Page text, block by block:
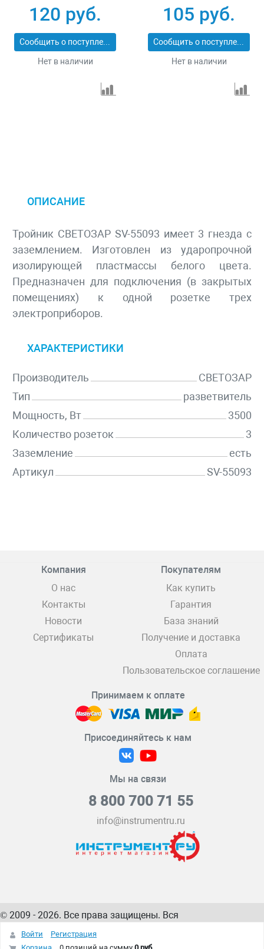
55087
120 руб.
Сообщить о поступлении
Нет в наличии
55090
105 руб.
Сообщить о поступлении
Нет в наличии
ОПИСАНИЕ
Тройник СВЕТОЗАР SV-55093 имеет 3 гнезда с
заземлением. Изготовлен из ударопрочной
изолирующей пластмассы белого цвета.
Предназначен для подключения (в закрытых
помещениях) к одной розетке трех
электроприборов.
ХАРАКТЕРИСТИКИ
Производитель
СВЕТОЗАР
Тип
разветвитель
Мощность, Вт
3500
Количество розеток
3
Заземление
есть
Артикул
SV-55093
Компания
О нас
Контакты
Новости
Сертификаты
Покупателям
Как купить
Гарантия
База знаний
Получение и доставка
Оплата
Пользовательское соглашение
Принимаем к оплате
Присоединяйтесь к нам
Мы на связи
8 800 700 71 55
info@instrumentru.ru
© 2009 - 2026. Все права защищены. Вся
информация на сайте – собственность
интернет-магазина
Войти
Регистрация